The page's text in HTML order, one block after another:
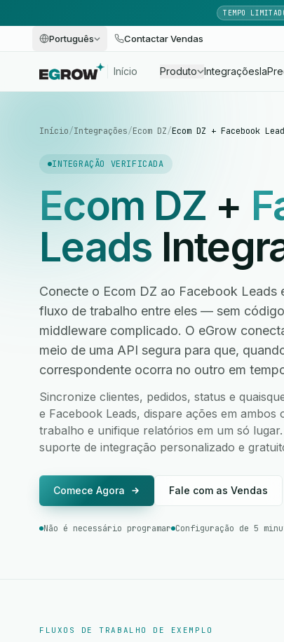
TEMPO
Português Contactar Vendas
Início Produto IntegraçõesIa
Início/Integrações/Ecom DZ/Ecom DZ + Facebook
INTEGRAÇÃO VERIFICADA
Ecom DZ +
Leads
Conecte o Ecom DZ ao Facebook Leads
fluxo de trabalho entre eles — sem
middleware complicado. O eGrow
meio de uma API segura para que,
correspondente ocorra no outro em
Sincronize clientes, pedidos, status e
e Facebook Leads, dispare ações em
trabalho e unifique relatórios em um só
suporte de integração personalizado e
Comece Agora Fale com as Vendas
Não é necessário programar Configuração de 5
FLUXOS DE TRABALHO DE EXEMPLO